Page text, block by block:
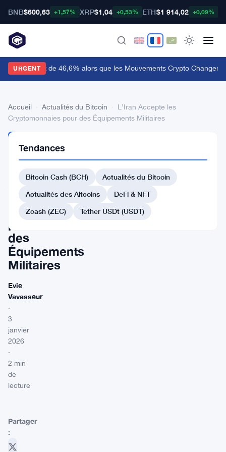
BNB$600,63 +1,57% XRP$1,04 +0,53% ETH$1 914,02 +0,09%
URGENT
Bondit de 46,6% alors que les Mouvements Crypto Changent
Accueil Actualités du Bitcoin
L’Iran Accepte les
Cryptomonnaies pour des Équipements Militaires
DU BITCOIN
Accepte
Cryptomonnaies
pour
des
Équipements
Militaires
Evie
Vavasseur
·
3
janvier
2026
·
2 min
de
lecture
Partager
:
Tendances
Bitcoin Cash (BCH)
Actualités du Bitcoin
Actualités des Altcoins
DeFi & NFT
Zcash (ZEC)
Tether USDt (USDT)